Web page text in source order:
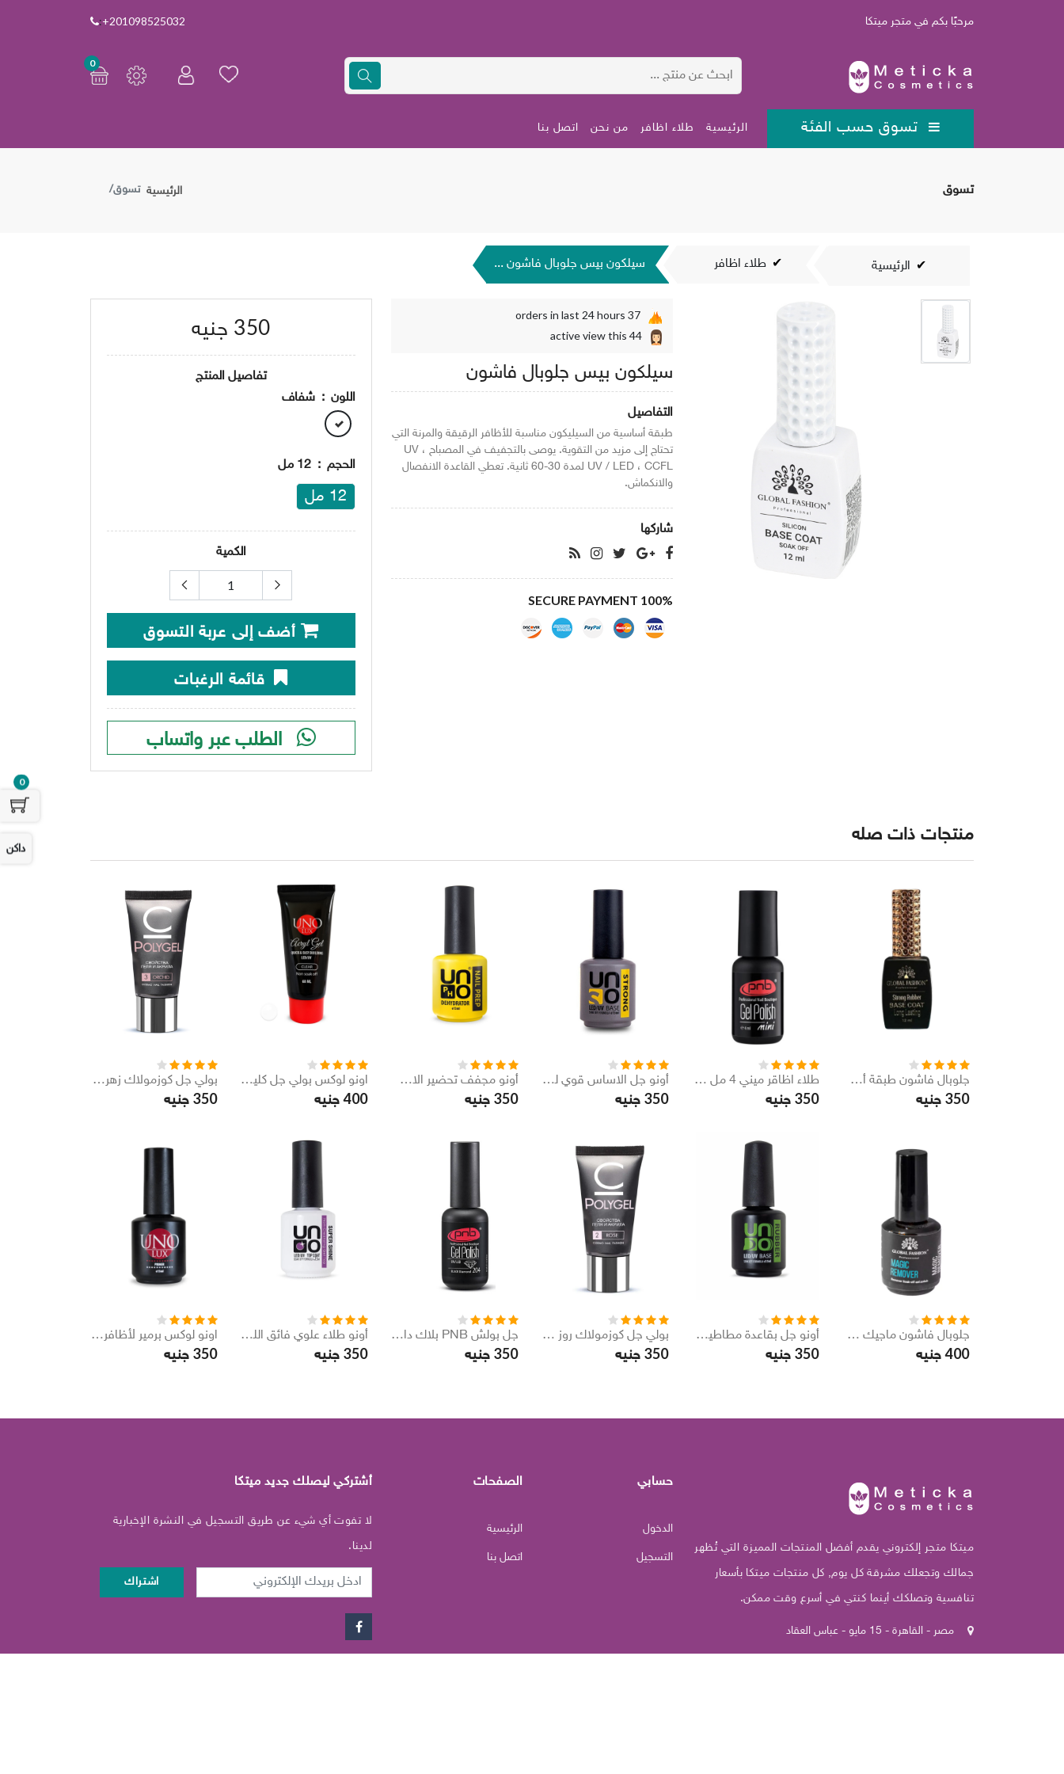
مرحبًا بكم في متجر ميتكا :+201098525032
0
تسوق حسب الفئة الرئيسية طلاء اظافر من نحن اتصل بنا
تسوق الرئيسية تسوق
الرئيسية طلاء اظافر سيلكون بيس جلوبال فاشون ...
37
orders in last 24 hours
44
active view this
سيلكون بيس جلوبال فاشون
التفاصيل
طبقة أساسية من السيليكون مناسبة للأظافر الرقيقة والمرنة التي
تحتاج إلى مزيد من التقوية. يوصى بالتجفيف في المصباح UV ،
UV / LED ، CCFL لمدة 30-60 ثانية. تعطي القاعدة الانفصال
والانكماش.
شاركها
100% SECURE PAYMENT
350 جنيه
تفاصيل المنتج
اللون : شفاف
الحجم : 12 مل
12 مل
الكمية
أضف إلى عربة التسوق
قائمة الرغبات
الطلب عبر واتساب
منتجات ذات صله
جلوبال فاشون طبقة أساسية قوية تدوم طويلاً 12 مل
350 جنيه
طلاء اظاقر ميني 4 مل PNB
350 جنيه
أونو جل الاساس قوي للأشعة فوق البنفسجية 15 مل
350 جنيه
أونو مجفف تحضير الاظافر 15 مل
350 جنيه
اونو لوكس بولي جل كلير 60 مل
400جنيه
بولي جل كوزمولاك زهرة الاوركيد 30 مل
350 جنيه
جلوبال فاشون ماجيك مزيل طلاء جل 15 مل
400جنيه
أونو جل بقاعدة مطاطية بالأشعة فوق البنفسجية 15 مل
350 جنيه
بولي جل كوزمولاك روز 30 مل
350 جنيه
جل بولش PNB بلاك دايمون 204 8 مل
350 جنيه
أونو طلاء علوي فائق اللمعان LED / الأشعة فوق البنفسجية، 15 مل
350 جنيه
اونو لوكس برمير لأظافر 15 مل
350 جنيه
ميتكا متجر إلكتروني يقدم أفضل المنتجات المميزة التي تُظهر
جمالك وتجعلك مشرقة كل يوم, كل منتجات ميتكا بأسعار
تنافسية وتصلكك أينما كنتي في أسرع وقت ممكن.
مصر - القاهرة - 15 مايو - عباس العقاد
+201098525032
حسابي
الدخول
التسجيل
الصفحات
الرئيسية
اتصل بنا
أشتركي ليصلك جديد ميتكا
لا تفوت أي شيء عن طريق التسجيل في النشرة الإخبارية
لدينا.
البريد
الإلكتروني
اشتراك
0
داكن